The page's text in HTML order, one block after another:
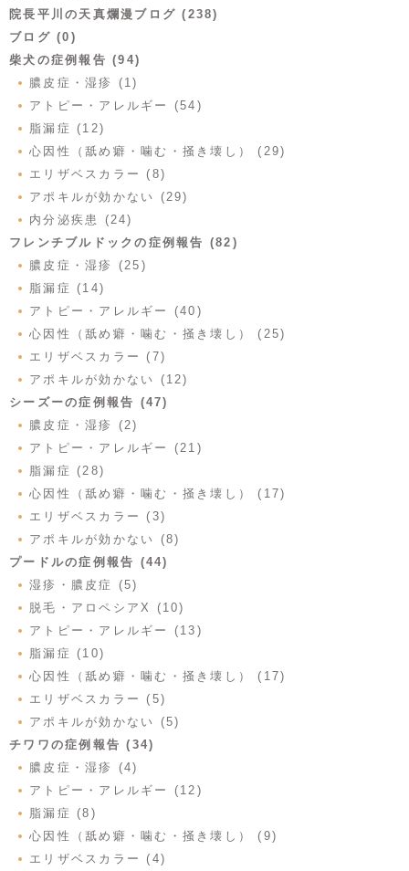
院長平川の天真爛漫ブログ (238)
ブログ (0)
柴犬の症例報告 (94)
膿皮症・湿疹 (1)
アトピー・アレルギー (54)
脂漏症 (12)
心因性（舐め癖・噛む・掻き壊し） (29)
エリザベスカラー (8)
アポキルが効かない (29)
内分泌疾患 (24)
フレンチブルドックの症例報告 (82)
膿皮症・湿疹 (25)
脂漏症 (14)
アトピー・アレルギー (40)
心因性（舐め癖・噛む・掻き壊し） (25)
エリザベスカラー (7)
アポキルが効かない (12)
シーズーの症例報告 (47)
膿皮症・湿疹 (2)
アトピー・アレルギー (21)
脂漏症 (28)
心因性（舐め癖・噛む・掻き壊し） (17)
エリザベスカラー (3)
アポキルが効かない (8)
プードルの症例報告 (44)
湿疹・膿皮症 (5)
脱毛・アロペシアX (10)
アトピー・アレルギー (13)
脂漏症 (10)
心因性（舐め癖・噛む・掻き壊し） (17)
エリザベスカラー (5)
アポキルが効かない (5)
チワワの症例報告 (34)
膿皮症・湿疹 (4)
アトピー・アレルギー (12)
脂漏症 (8)
心因性（舐め癖・噛む・掻き壊し） (9)
エリザベスカラー (4)